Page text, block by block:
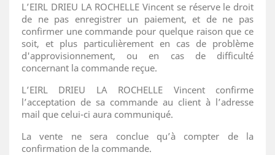
L’EIRL DRIEU LA ROCHELLE Vincent se réserve le droit
de ne pas enregistrer un paiement, et de ne pas
confirmer une commande pour quelque raison que ce
soit, et plus particulièrement en cas de problème
d'approvisionnement, ou en cas de difficulté
concernant la commande reçue.
L’EIRL DRIEU LA ROCHELLE Vincent confirme
l’acceptation de sa commande au client à l’adresse
mail que celui-ci aura communiqué.
La vente ne sera conclue qu’à compter de la
confirmation de la commande.